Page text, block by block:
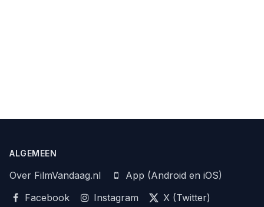
ALGEMEEN
Over FilmVandaag.nl
App (Android en iOS)
Facebook
Instagram
X (Twitter)